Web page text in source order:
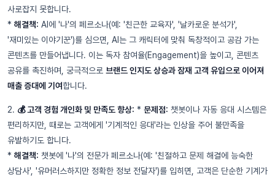
사로잡지 못합니다.
* 해결책: AI에 '나'의 페르소나(예: '친근한 교육자', '날카로운 분석가',
'재미있는 이야기꾼')를 심으면, AI는 그 캐릭터에 맞춰 독창적이고 공감 가는
콘텐츠를 만들어냅니다. 이는 독자 참여율(Engagement)을 높이고, 콘텐츠
공유를 촉진하며, 궁극적으로 브랜드 인지도 상승과 잠재 고객 유입으로 이어져
매출 증대에 기여합니다.
2. 💰 고객 경험 개인화 및 만족도 향상: * 문제점: 챗봇이나 자동 응대 시스템은
편리하지만, 때로는 고객에게 '기계적인 응대'라는 인상을 주어 불만족을
유발하기도 합니다.
* 해결책: 챗봇에 '나'의 전문가 페르소나(예: '친절하고 문제 해결에 능숙한
상담사', '유머러스하지만 정확한 정보 전달자')를 입히면, 고객은 단순한 기계가